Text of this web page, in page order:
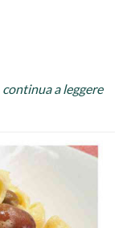
piccoli e
di cottura del
e versarele olive,
continua a leggere